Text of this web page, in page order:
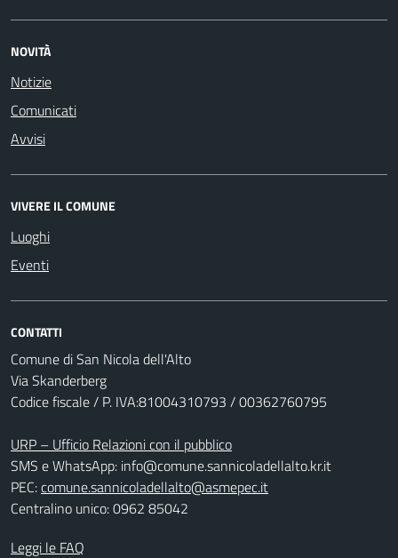
NOVITÀ
Notizie
Comunicati
Avvisi
VIVERE IL COMUNE
Luoghi
Eventi
CONTATTI
Comune di San Nicola dell'Alto
Via Skanderberg
Codice fiscale / P. IVA:81004310793 / 00362760795
URP – Ufficio Relazioni con il pubblico
SMS e WhatsApp: info@comune.sannicoladellalto.kr.it
PEC:comune.sannicoladellalto@asmepec.it
Centralino unico: 0962 85042
Leggi le FAQ